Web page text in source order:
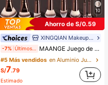
10
Ahorro de S/0.59
XINGQIAN Makeup Brush
-7% MAANGE Juego de brochas de maquillaje profesional de 1/7/5/11/13/16/19/21/24 piezas, incluye bolsa de almacenamiento, tubo de almacenamiento, accesorios de maquillaje, brocha de bronceado, brocha iluminadora, brocha correctora, brocha de base, brocha de rubor, brocha de sombras de ojos, brocha de cejas, brocha de contorno, brocha de polvo y otras herramientas de maquillaje multiusos, juego de maquillaje completo, juego de brochas de maquillaje esencial para viajes, regalo exquisito para mujeres y niñas
#5 Más vendidos
en Aluminio Juegos De Pinceles
S/7.79
Estimado